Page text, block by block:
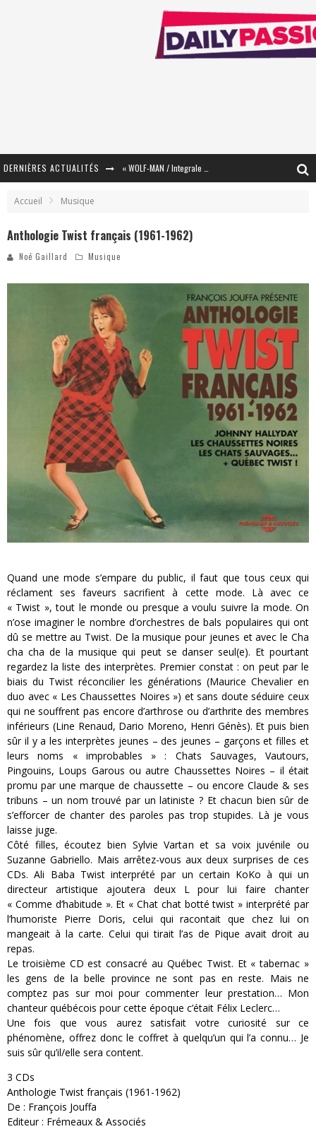
DERNIÈRES ACTUALITÉS
Star Fox
PsyRiver 2026 : la magie revient sur les rives de l’Aar
« MOFUSAND / Parler Japonais » – Des Expressions Pratiques !
Assassin's Creed Black Flag Resynced
« Le Vent dand les Saules » - Une Belle Histoire !
« Damn Them All » - Un duo de Choc !
Accueil Musique
Anthologie Twist français (1961-1962)
Noé Gaillard Musique
Quand une mode s’empare du public, il faut que tous ceux qui
réclament ses faveurs sacrifient à cette mode. Là avec ce
« Twist », tout le monde ou presque a voulu suivre la mode. On
n’ose imaginer le nombre d’orchestres de bals populaires qui ont
dû se mettre au Twist. De la musique pour jeunes et avec le Cha
cha cha de la musique qui peut se danser seul(e). Et pourtant
regardez la liste des interprètes. Premier constat : on peut par le
biais du Twist réconcilier les générations (Maurice Chevalier en
duo avec « Les Chaussettes Noires ») et sans doute séduire ceux
qui ne souffrent pas encore d’arthrose ou d’arthrite des membres
inférieurs (Line Renaud, Dario Moreno, Henri Génès). Et puis bien
sûr il y a les interprètes jeunes – des jeunes – garçons et filles et
leurs noms « improbables » : Chats Sauvages, Vautours,
Pingouins, Loups Garous ou autre Chaussettes Noires – il était
promu par une marque de chaussette – ou encore Claude & ses
tribuns – un nom trouvé par un latiniste ? Et chacun bien sûr de
s’efforcer de chanter des paroles pas trop stupides. Là je vous
laisse juge.
Côté filles, écoutez bien Sylvie Vartan et sa voix juvénile ou
Suzanne Gabriello. Mais arrêtez-vous aux deux surprises de ces
CDs. Ali Baba Twist interprété par un certain KoKo à qui un
directeur artistique ajoutera deux L pour lui faire chanter
« Comme d’habitude ». Et « Chat chat botté twist » interprété par
l’humoriste Pierre Doris, celui qui racontait que chez lui on
mangeait à la carte. Celui qui tirait l’as de Pique avait droit au
repas.
Le troisième CD est consacré au Québec Twist. Et « tabernac »
les gens de la belle province ne sont pas en reste. Mais ne
comptez pas sur moi pour commenter leur prestation… Mon
chanteur québécois pour cette époque c’était Félix Leclerc…
Une fois que vous aurez satisfait votre curiosité sur ce
phénomène, offrez donc le coffret à quelqu’un qui l’a connu… Je
suis sûr qu’il/elle sera content.
3 CDs
Anthologie Twist français (1961-1962)
De : François Jouffa
Editeur : Frémeaux & Associés